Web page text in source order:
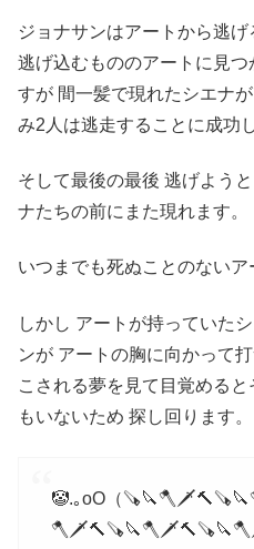
ジョナサンはアートから逃
逃げ込むもののアートに見つ
すが 間一髪で現れたシエナ
み2人は逃走することに成功
そして最後の最後 逃げよう
ナたちの前にまた現れます。
いつまでも死ぬことのないア
しかし アートが持っていた
ンが アートの胸に向かって
こされる夢を見て目覚める
もいないため 探し回ります。
🤡.｡oO（